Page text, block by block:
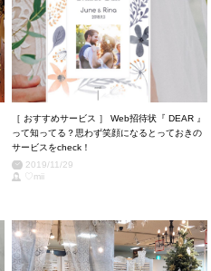
［ おすすめサービス ］ Web招待状『 DEAR 』
って知ってる？思わず笑顔になるとっておきの
サービスをcheck！
2019/11/29
♡mii